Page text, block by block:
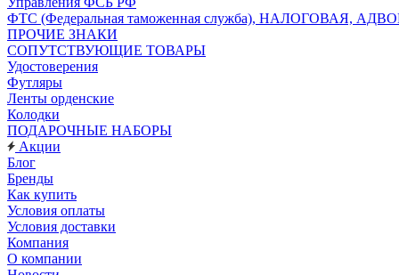
ФТС (Федеральная таможенная служба), НАЛОГОВАЯ,
ПРОЧИЕ ЗНАКИ
СОПУТСТВУЮЩИЕ ТОВАРЫ
Удостоверения
Футляры
Ленты орденские
Колодки
ПОДАРОЧНЫЕ НАБОРЫ
Акции
Блог
Бренды
Как купить
Условия оплаты
Условия доставки
Компания
О компании